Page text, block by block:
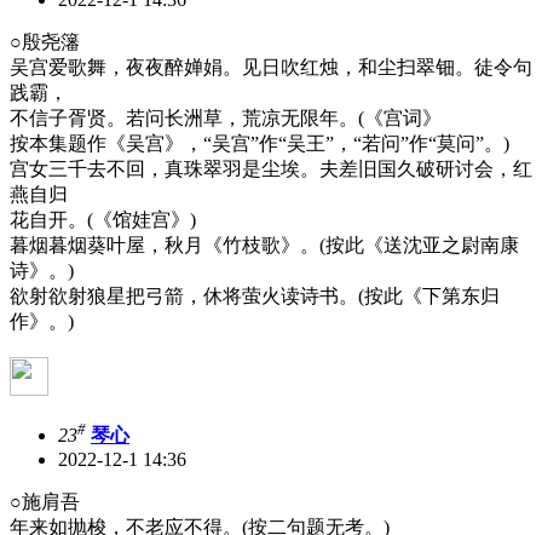
○殷尧籓
吴宫爱歌舞，夜夜醉婵娟。见日吹红烛，和尘扫翠钿。徒令句
践霸，
不信子胥贤。若问长洲草，荒凉无限年。(《宫词》
按本集题作《吴宫》，“吴宫”作“吴王”，“若问”作“莫问”。)
宫女三千去不回，真珠翠羽是尘埃。夫差旧国久破研讨会，红
燕自归
花自开。(《馆娃宫》)
暮烟暮烟葵叶屋，秋月《竹枝歌》。(按此《送沈亚之尉南康
诗》。)
欲射欲射狼星把弓箭，休将萤火读诗书。(按此《下第东归
作》。)
23# 琴心
2022-12-1 14:36
○施肩吾
年来如抛梭，不老应不得。(按二句题无考。)